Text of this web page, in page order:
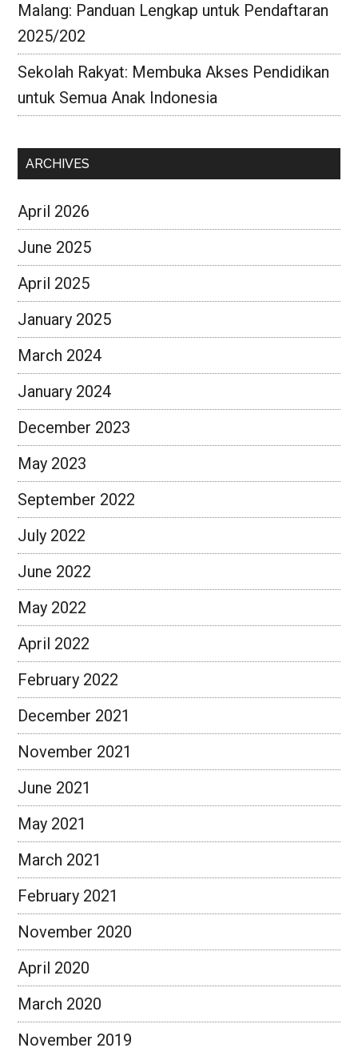
Malang: Panduan Lengkap untuk Pendaftaran
2025/202
Sekolah Rakyat: Membuka Akses Pendidikan
untuk Semua Anak Indonesia
ARCHIVES
April 2026
June 2025
April 2025
January 2025
March 2024
January 2024
December 2023
May 2023
September 2022
July 2022
June 2022
May 2022
April 2022
February 2022
December 2021
November 2021
June 2021
May 2021
March 2021
February 2021
November 2020
April 2020
March 2020
November 2019